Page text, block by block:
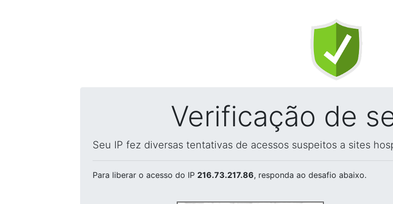
Verificação de
Seu IP fez diversas tentativas de acessos suspeitos a sites
Para liberar o acesso do IP 216.73.217.86, responda ao desafio abaixo.